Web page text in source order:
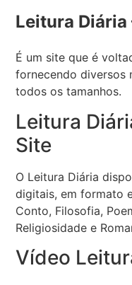
Leitura Diária
É um site que é
fornecendo diversos
todos os tamanhos.
Leitura
Site
O Leitura Diária
digitais, em formato
Conto, Filosofia,
Religiosidade e
Vídeo